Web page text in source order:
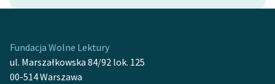
Starego Testamentu
Szkoła Poezji Wolnych
Lektur
Fundacja Wolne Lektury
ul. Marszałkowska 84/92 lok. 125
00-514 Warszawa